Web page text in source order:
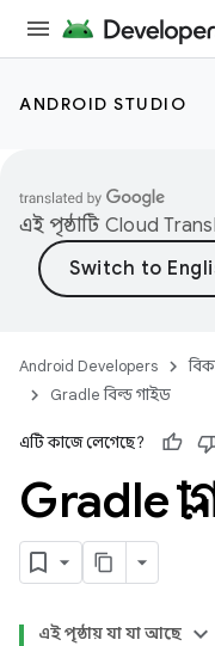
ANDROID STUDIO
এই পৃষ্ঠাটি Cloud
Android Developers
Gradle বিল্ড গাইড
এটি কাজে লেগেছে?
Gradle
এই পৃষ্ঠায় যা যা আছে